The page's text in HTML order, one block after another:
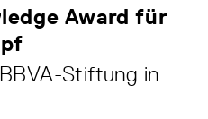
Award für
Stiftung in